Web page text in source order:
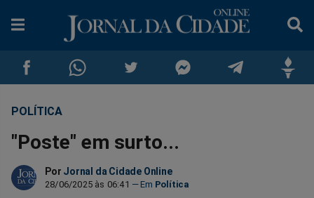
Compartilhar
no
Facebook
Compartilhar
no
Whatsapp
no
Twitter
no
Messenger
POLÍTICA
"Poste" em surto...
Por Jornal da Cidade Online
28/06/2025 às 06:41 Política